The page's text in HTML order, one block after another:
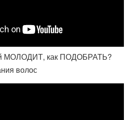
МОЛОДИТ, как ПОДОБРАТЬ?
волос